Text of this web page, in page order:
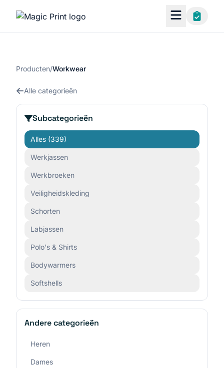
Producten/Workwear
Alle categorieën
Subcategorieën
Alles (339)
Werkjassen
Werkbroeken
Veiligheidskleding
Schorten
Labjassen
Polo's & Shirts
Bodywarmers
Softshells
Andere categorieën
Heren
Dames